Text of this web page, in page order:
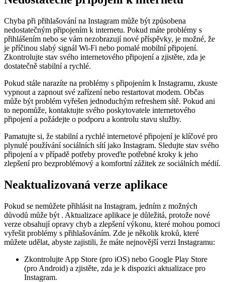
Chyba při přihlašování na Instagram může být způsobena
nedostatečným připojením k internetu. Pokud máte problémy s
přihlášením nebo se vám nezobrazují nové příspěvky, je možné, že
je příčinou slabý signál Wi-Fi nebo pomalé mobilní připojení.
Zkontrolujte stav svého internetového připojení a zjistěte, zda je
dostatečně stabilní a rychlé.
Pokud stále narazíte na problémy s připojením k Instagramu, zkuste
vypnout a zapnout své zařízení nebo restartovat modem. Občas
může být problém vyřešen jednoduchým refreshem sítě. Pokud ani
to nepomůže, kontaktujte svého poskytovatele internetového
připojení a požádejte o podporu a kontrolu stavu služby.
Pamatujte si, že stabilní a rychlé internetové připojení je klíčové pro
plynulé používání sociálních sítí jako Instagram. Sledujte stav svého
připojení a v případě potřeby proveďte potřebné kroky k jeho
zlepšení pro bezproblémový a komfortní zážitek ze sociálních médií.
Neaktualizovaná verze aplikace
Pokud se nemůžete přihlásit na Instagram, jedním z možných
důvodů může být . Aktualizace aplikace je důležitá, protože nové
verze obsahují opravy chyb a zlepšení výkonu, které mohou pomoci
vyřešit problémy s přihlašováním. Zde je několik kroků, které
můžete udělat, abyste zajistili, že máte nejnovější verzi Instagramu:
Zkontrolujte App Store (pro iOS) nebo Google Play Store
(pro Android) a zjistěte, zda je k dispozici aktualizace pro
Instagram.